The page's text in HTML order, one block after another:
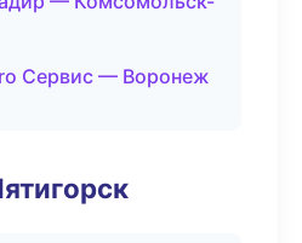
Сервис — Воронеж